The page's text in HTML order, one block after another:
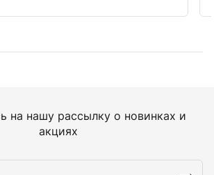
на нашу рассылку о новинках и
акциях